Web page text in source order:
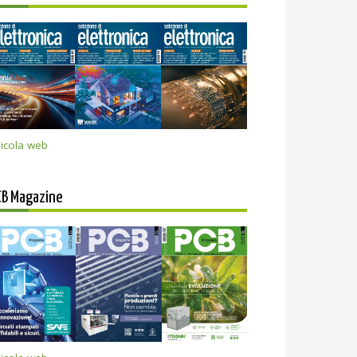
web
Magazine